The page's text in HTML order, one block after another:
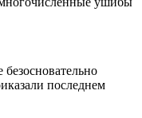
последнем